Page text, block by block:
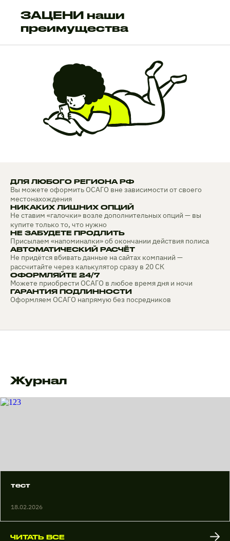
ЗАЦЕНИ наши
преимущества
ДЛЯ ЛЮБОГО РЕГИОНА РФ
Вы можете оформить ОСАГО вне зависимости от своего
местонахождения
НИКАКИХ ЛИШНИХ ОПЦИЙ
Не ставим «галочки» возле дополнительных опций — вы
купите только то, что нужно
НЕ ЗАБУДЕТЕ ПРОДЛИТЬ
Присылаем «напоминалки» об окончании действия полиса
АВТОМАТИЧЕСКИЙ РАСЧЁТ
Не придётся вбивать данные на сайтах компаний —
рассчитайте через калькулятор сразу в 20 СК
ОФОРМЛЯЙТЕ 24/7
Можете приобрести ОСАГО в любое время дня и ночи
ГАРАНТИЯ ПОДЛИННОСТИ
Оформляем ОСАГО напрямую без посредников
Журнал
тест
18.02.2026
ЧИТАТЬ ВСЕ